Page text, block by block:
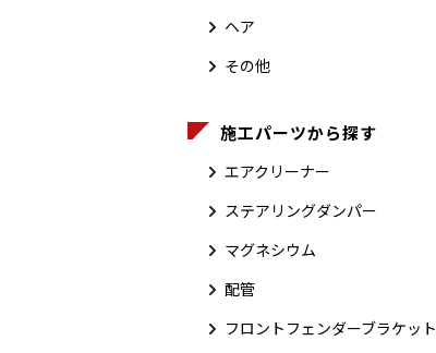
ヘア
その他
施工パーツから探す
エアクリーナー
ステアリングダンパー
マグネシウム
配管
フロントフェンダーブラケット